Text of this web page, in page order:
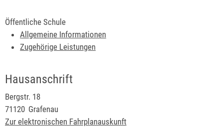
Öffentliche Schule
Allgemeine Informationen
Zugehörige Leistungen
Hausanschrift
Bergstr. 18
71120 Grafenau
Zur elektronischen Fahrplanauskunft